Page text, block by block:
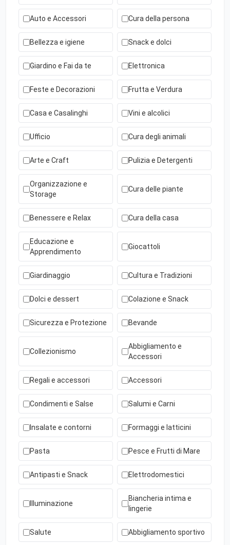
Auto e Accessori Cura della persona
Bellezza e igiene Snack e dolci
Giardino e Fai da te Elettronica
Feste e Decorazioni Frutta e Verdura
Casa e Casalinghi Vini e alcolici
Ufficio Cura degli animali
Arte e Craft Pulizia e Detergenti
Organizzazione e
Storage
Cura delle piante
Benessere e Relax Cura della casa
Educazione e
Apprendimento
Giocattoli
Giardinaggio Cultura e Tradizioni
Dolci e dessert Colazione e Snack
Sicurezza e Protezione Bevande
Collezionismo
Abbigliamento e
Accessori
Regali e accessori Accessori
Condimenti e Salse Salumi e Carni
Insalate e contorni Formaggi e latticini
Pasta Pesce e Frutti di Mare
Antipasti e Snack Elettrodomestici
Illuminazione
Biancheria intima e
lingerie
Salute Abbigliamento sportivo